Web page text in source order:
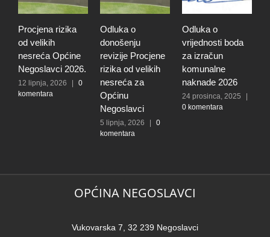
Procjena rizika
od velikih
nesreća Općine
Negoslavci 2026.
12 lipnja, 2026
0
komentara
Odluka o
donošenju
revizije Procjene
rizika od velikih
nesreća za
Općinu
Negoslavci
5 lipnja, 2026
0
komentara
Odluka o
vrijednosti boda
za izračun
komunalne
naknade 2026
24 prosinca, 2025
0 komentara
OPĆINA NEGOSLAVCI
Vukovarska 7, 32 239 Negoslavci